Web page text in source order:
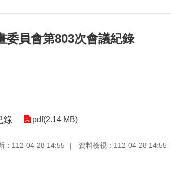
委員會第803次會議紀錄
錄 pdf(2.14 MB)
：112-04-28 14:55 資料檢視：112-04-28 14:55